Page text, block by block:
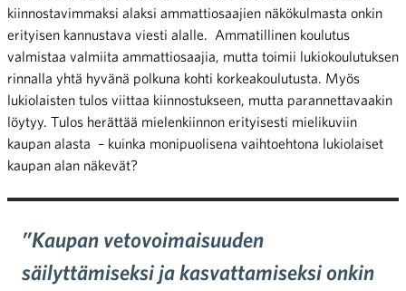
kiinnostavimmaksi alaksi ammattiosaajien näkökulmasta onkin
erityisen kannustava viesti alalle. Ammatillinen koulutus
valmistaa valmiita ammattiosaajia, mutta toimii lukiokoulutuksen
rinnalla yhtä hyvänä polkuna kohti korkeakoulutusta. Myös
lukiolaisten tulos viittaa kiinnostukseen, mutta parannettavaakin
löytyy. Tulos herättää mielenkiinnon erityisesti mielikuviin
kaupan alasta – kuinka monipuolisena vaihtoehtona lukiolaiset
kaupan alan näkevät?
”Kaupan vetovoimaisuuden
säilyttämiseksi ja kasvattamiseksi onkin